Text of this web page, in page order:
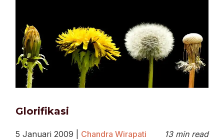
Glorifikasi
5 Januari 2009 Chandra Wirapati 13 min read